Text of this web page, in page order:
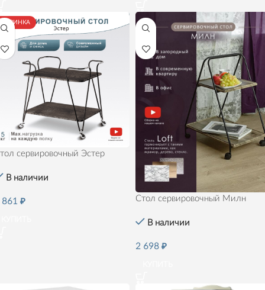
НОВИНКА
сервировочный Эстер
В наличии
861 ₽ Стол сервировочный Милн
В наличии
2 698 ₽